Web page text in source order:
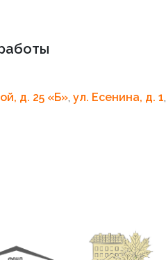
д. 25 «Б», ул. Есенина, д. 1,